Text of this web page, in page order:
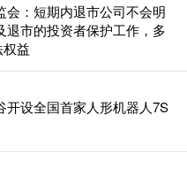
会：短期内退市公司不会明
退市的投资者保护工作，多
益
开设全国首家人形机器人7S